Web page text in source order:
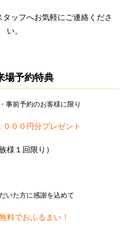
ッフへお気軽にご連絡くださ
い。
場予約特典
事前予約のお客様に限り
０００円分プレゼント
様１回限り）
いた方に感謝を込めて
料でおふるまい！